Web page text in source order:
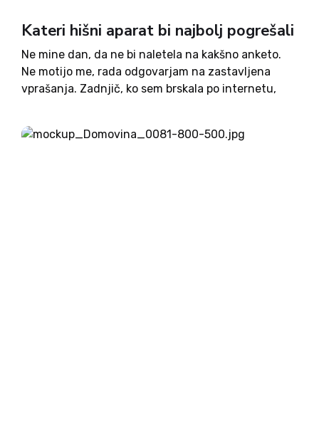
Kateri hišni aparat bi najbolj pogrešali
Ne mine dan, da ne bi naletela na kakšno anketo.
Ne motijo me, rada odgovarjam na zastavljena
vprašanja. Zadnjič, ko sem brskala po internetu,
spraševali, brez katerih hišnih aparatov ne...